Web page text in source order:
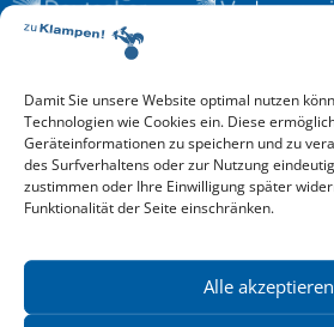
Damit Sie unsere Website optimal nutzen
Technologien wie Cookies ein. Diese
Geräteinformationen zu speichern und zu
des Surfverhaltens oder zur Nutzung
zustimmen oder Ihre Einwilligung später
Funktionalität der Seite einschränken.
Alle akzeptieren
Aktuelle Vorschau
Entdecken Sie das aktuelle zu-
Hier finden Sie die Verlagsvorschau –
reinlesen oder herunterladen.
Download: Vorschau zu Klampen!
Mehr aktuelle Vorschauen ansehen
News zu aktuellen Neuheiten und
Verlag – jederzeit wieder abbestellbar.